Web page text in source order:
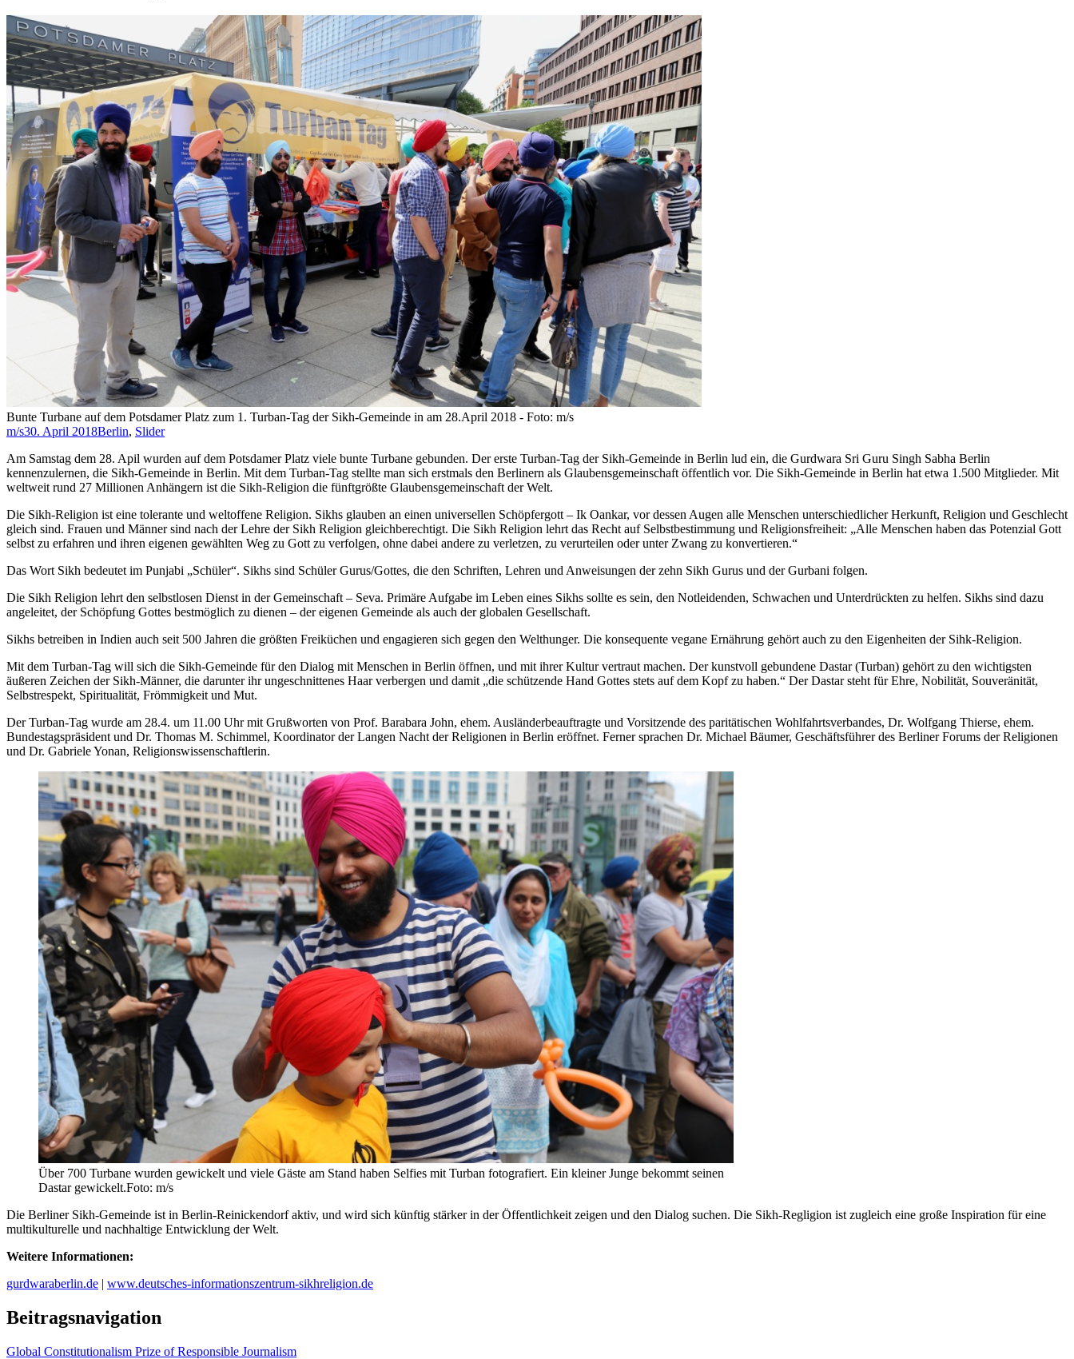
Bunte Turbane auf dem Potsdamer Platz zum 1. Turban-Tag der Sikh-Gemeinde in am 28.April 2018 - Foto: m/s
m/s30. April 2018Berlin, Slider
Am Samstag dem 28. Apil wurden auf dem Potsdamer Platz viele bunte Turbane gebunden. Der erste Turban-Tag der Sikh-Gemeinde in Berlin lud ein, die Gurdwara Sri Guru Singh Sabha Berlin
kennenzulernen, die Sikh-Gemeinde in Berlin. Mit dem Turban-Tag stellte man sich erstmals den Berlinern als Glaubensgemeinschaft öffentlich vor. Die Sikh-Gemeinde in Berlin hat etwa 1.500 Mitglieder. Mit
weltweit rund 27 Millionen Anhängern ist die Sikh-Religion die fünftgrößte Glaubensgemeinschaft der Welt.
Die Sikh-Religion ist eine tolerante und weltoffene Religion. Sikhs glauben an einen universellen Schöpfergott – Ik Oankar, vor dessen Augen alle Menschen unterschiedlicher Herkunft, Religion und Geschlecht
gleich sind. Frauen und Männer sind nach der Lehre der Sikh Religion gleichberechtigt. Die Sikh Religion lehrt das Recht auf Selbstbestimmung und Religionsfreiheit: „Alle Menschen haben das Potenzial Gott
selbst zu erfahren und ihren eigenen gewählten Weg zu Gott zu verfolgen, ohne dabei andere zu verletzen, zu verurteilen oder unter Zwang zu konvertieren.“
Das Wort Sikh bedeutet im Punjabi „Schüler“. Sikhs sind Schüler Gurus/Gottes, die den Schriften, Lehren und Anweisungen der zehn Sikh Gurus und der Gurbani folgen.
Die Sikh Religion lehrt den selbstlosen Dienst in der Gemeinschaft – Seva. Primäre Aufgabe im Leben eines Sikhs sollte es sein, den Notleidenden, Schwachen und Unterdrückten zu helfen. Sikhs sind dazu
angeleitet, der Schöpfung Gottes bestmöglich zu dienen – der eigenen Gemeinde als auch der globalen Gesellschaft.
Sikhs betreiben in Indien auch seit 500 Jahren die größten Freiküchen und engagieren sich gegen den Welthunger. Die konsequente vegane Ernährung gehört auch zu den Eigenheiten der Sihk-Religion.
Mit dem Turban-Tag will sich die Sikh-Gemeinde für den Dialog mit Menschen in Berlin öffnen, und mit ihrer Kultur vertraut machen. Der kunstvoll gebundene Dastar (Turban) gehört zu den wichtigsten
äußeren Zeichen der Sikh-Männer, die darunter ihr ungeschnittenes Haar verbergen und damit „die schützende Hand Gottes stets auf dem Kopf zu haben.“ Der Dastar steht für Ehre, Nobilität, Souveränität,
Selbstrespekt, Spiritualität, Frömmigkeit und Mut.
Der Turban-Tag wurde am 28.4. um 11.00 Uhr mit Grußworten von Prof. Barabara John, ehem. Ausländerbeauftragte und Vorsitzende des paritätischen Wohlfahrtsverbandes, Dr. Wolfgang Thierse, ehem.
Bundestagspräsident und Dr. Thomas M. Schimmel, Koordinator der Langen Nacht der Religionen in Berlin eröffnet. Ferner sprachen Dr. Michael Bäumer, Geschäftsführer des Berliner Forums der Religionen
und Dr. Gabriele Yonan, Religionswissenschaftlerin.
Über 700 Turbane wurden gewickelt und viele Gäste am Stand haben Selfies mit Turban fotografiert. Ein kleiner Junge bekommt seinen
Dastar gewickelt.Foto: m/s
Die Berliner Sikh-Gemeinde ist in Berlin-Reinickendorf aktiv, und wird sich künftig stärker in der Öffentlichkeit zeigen und den Dialog suchen. Die Sikh-Regligion ist zugleich eine große Inspiration für eine
multikulturelle und nachhaltige Entwicklung der Welt.
Weitere Informationen:
gurdwaraberlin.de | www.deutsches-informationszentrum-sikhreligion.de
Beitragsnavigation
Global Constitutionalism Prize of Responsible Journalism